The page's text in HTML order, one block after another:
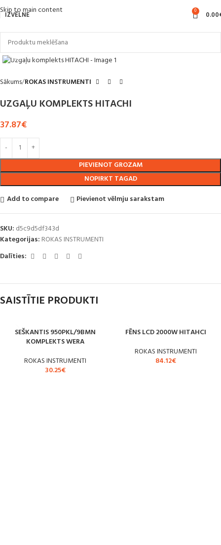
Skip to main content
IZVĒLNE 0 0.00
Sākums ROKAS INSTRUMENTI
UZGAĻU KOMPLEKTS HITACHI
37.87€
PIEVIENOT GROZAM
NOPIRKT TAGAD
Add to compare
Pievienot vēlmju sarakstam
SKU: d5c9d5df343d
Kategorijas: ROKAS INSTRUMENTI
Dalīties:
SAISTĪTIE PRODUKTI
SEŠKANTIS 950PKL/9BMN
KOMPLEKTS WERA
ROKAS INSTRUMENTI
30.25€
FĒNS LCD 2000W HITAHCI
ROKAS INSTRUMENTI
84.12€